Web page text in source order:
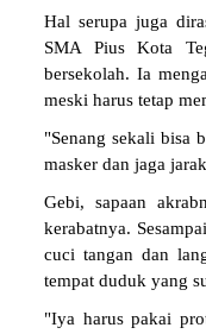
Hal serupa juga
SMA Pius Kota
bersekolah. Ia
meski harus tetap
"Senang sekali bisa
masker dan jaga
Gebi, sapaan
kerabatnya.
cuci tangan dan
tempat duduk yang
"Iya harus pakai